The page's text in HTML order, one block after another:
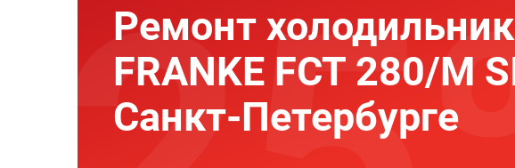
Ремонт
FRANKE FCT 280/M
Санкт-Петербурге